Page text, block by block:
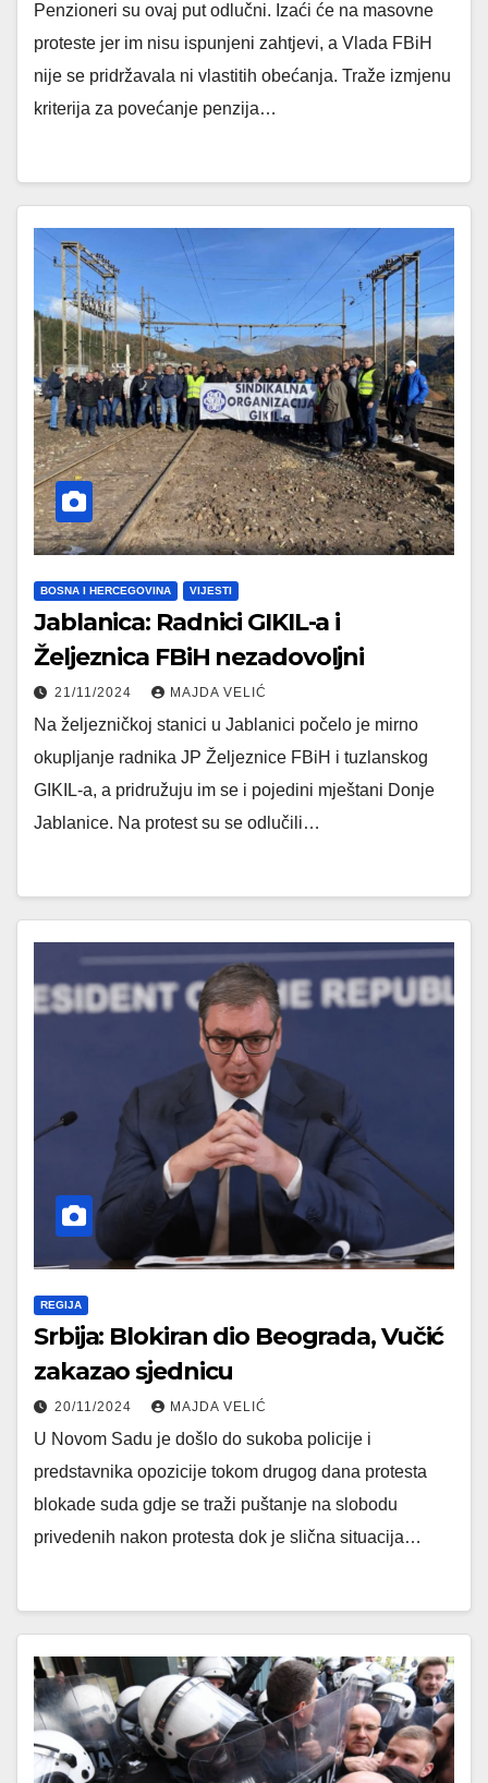
Penzioneri su ovaj put odlučni. Izaći će na masovne
proteste jer im nisu ispunjeni zahtjevi, a Vlada FBiH
nije se pridržavala ni vlastitih obećanja. Traže izmjenu
kriterija za povećanje penzija…
BOSNA I HERCEGOVINA VIJESTI
Jablanica: Radnici GIKIL-a i
Željeznica FBiH nezadovoljni
21/11/2024 MAJDA VELIĆ
Na željezničkoj stanici u Jablanici počelo je mirno
okupljanje radnika JP Željeznice FBiH i tuzlanskog
GIKIL-a, a pridružuju im se i pojedini mještani Donje
Jablanice. Na protest su se odlučili…
REGIJA
Srbija: Blokiran dio Beograda, Vučić
zakazao sjednicu
20/11/2024 MAJDA VELIĆ
U Novom Sadu je došlo do sukoba policije i
predstavnika opozicije tokom drugog dana protesta
blokade suda gdje se traži puštanje na slobodu
privedenih nakon protesta dok je slična situacija…